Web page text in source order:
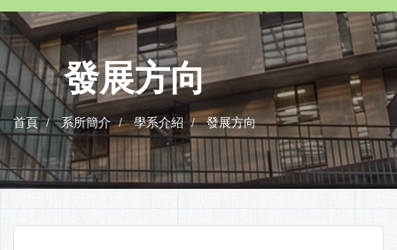
發展方向
首頁 系所簡介 學系介紹 發展方向